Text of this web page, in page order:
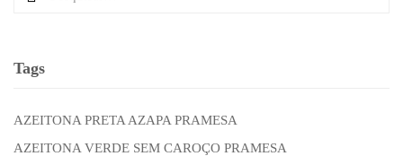
Tags
AZEITONA PRETA AZAPA PRAMESA
AZEITONA VERDE SEM CAROÇO PRAMESA